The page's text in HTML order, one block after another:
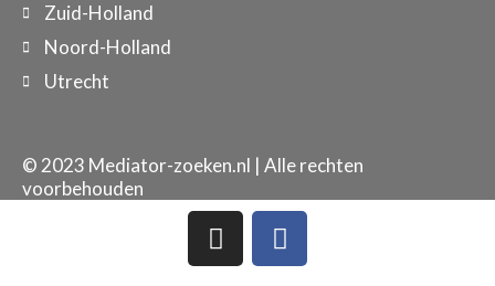
Zuid-Holland
Noord-Holland
Utrecht
© 2023 Mediator-zoeken.nl | Alle rechten
voorbehouden
I
n
F
a